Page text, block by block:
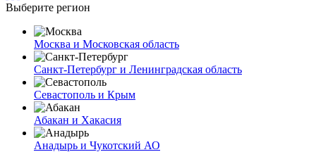
Выберите регион
Москва и Московская область
Санкт-Петербург и Ленинградская область
Севастополь и Крым
Абакан и Хакасия
Анадырь и Чукотский АО